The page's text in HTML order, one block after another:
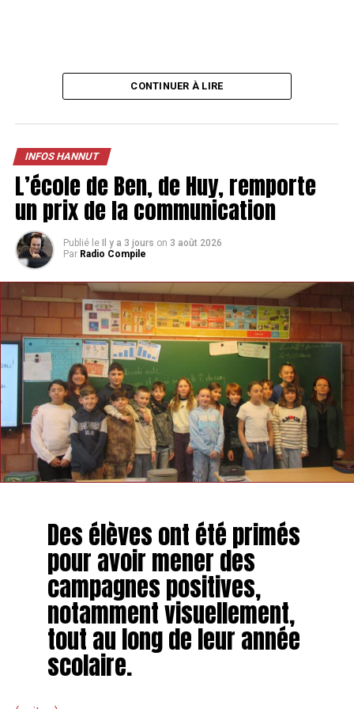
Le Domaine du Rondia ouvre ses portes à Wanze
NE MANQUEZ PAS
CONTINUER À LIRE
INFOS HANNUT
L’école de Ben, de Huy, remporte
un prix de la communication
Publié le Il y a 3 jours on 3 août 2026
Par Radio Compile
Des élèves ont été primés
pour avoir mener des
campagnes positives,
notamment visuellement,
tout au long de leur année
scolaire.